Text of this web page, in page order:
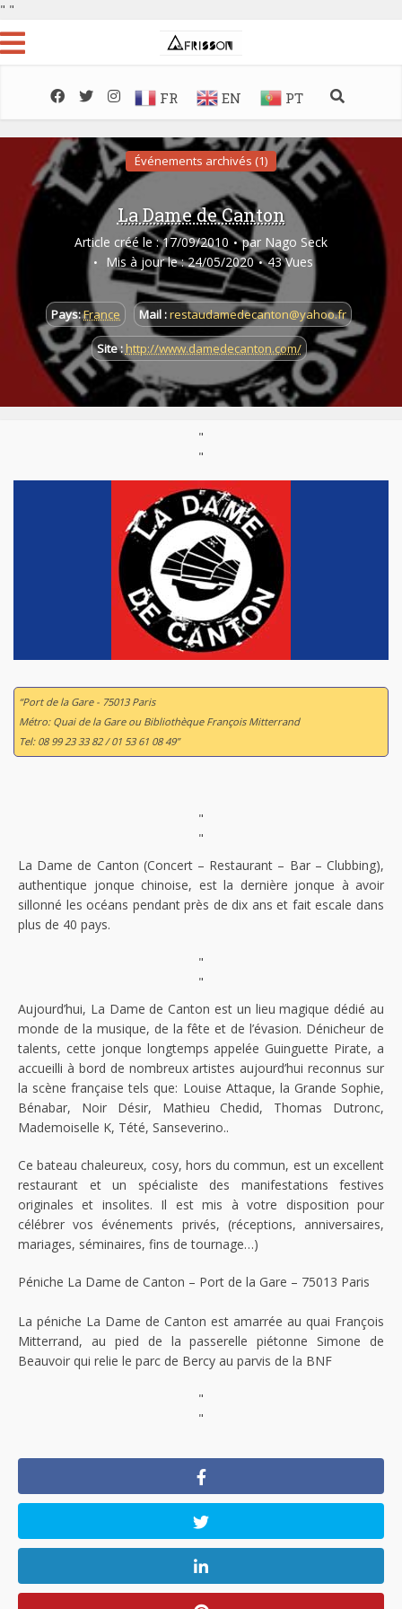
" "
FR EN PT
Événements archivés (1)
La Dame de Canton
Article créé le : 17/09/2010 par Nago Seck
Mis à jour le : 24/05/2020
43 Vues
Pays:France Mail :restaudamedecanton@yahoo.fr
Site : http://www.damedecanton.com/
"
"
“Port de la Gare - 75013 Paris
Métro: Quai de la Gare ou Bibliothèque François Mitterrand
Tel: 08 99 23 33 82 / 01 53 61 08 49”
"
"
La Dame de Canton (Concert – Restaurant – Bar – Clubbing),
authentique jonque chinoise, est la dernière jonque à avoir
sillonné les océans pendant près de dix ans et fait escale dans
plus de 40 pays.
"
"
Aujourd’hui, La Dame de Canton est un lieu magique dédié au
monde de la musique, de la fête et de l’évasion. Dénicheur de
talents, cette jonque longtemps appelée Guinguette Pirate, a
accueilli à bord de nombreux artistes aujourd’hui reconnus sur
la scène française tels que: Louise Attaque, la Grande Sophie,
Bénabar, Noir Désir, Mathieu Chedid, Thomas Dutronc,
Mademoiselle K, Tété, Sanseverino..
Ce bateau chaleureux, cosy, hors du commun, est un excellent
restaurant et un spécialiste des manifestations festives
originales et insolites. Il est mis à votre disposition pour
célébrer vos événements privés, (réceptions, anniversaires,
mariages, séminaires, fins de tournage…)
Péniche La Dame de Canton – Port de la Gare – 75013 Paris
La péniche La Dame de Canton est amarrée au quai François
Mitterrand, au pied de la passerelle piétonne Simone de
Beauvoir qui relie le parc de Bercy au parvis de la BNF
"
"